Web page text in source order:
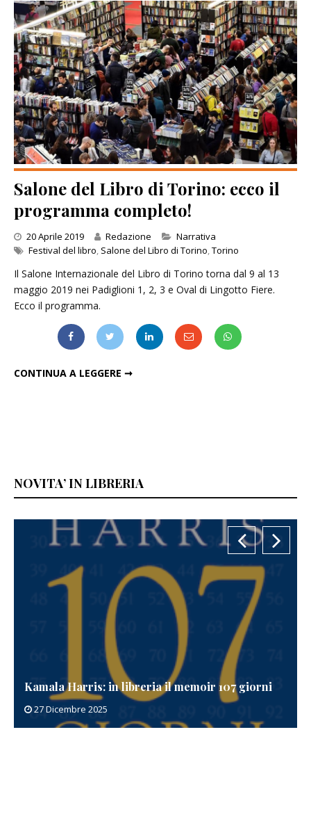
Salone del Libro di Torino: ecco il
programma completo!
20 Aprile 2019 Redazione Categories
Narrativa
Festival del libro Salone del Libro di Torino Torino
Il Salone Internazionale del Libro di Torino torna dal 9 al 13
maggio 2019 nei Padiglioni 1, 2, 3 e Oval di Lingotto Fiere.
Ecco il programma.
CONTINUA A LEGGERE ➞
NOVITA’ IN LIBRERIA
Kamala Harris: in libreria il memoir 107 giorni
27 Dicembre 2025